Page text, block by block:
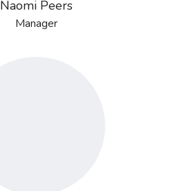
Naomi Peers
Manager